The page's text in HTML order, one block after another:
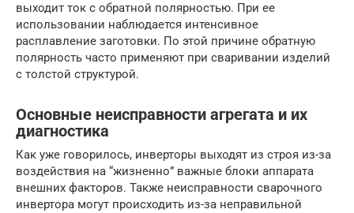
выходит ток с обратной полярностью. При ее
использовании наблюдается интенсивное
расплавление заготовки. По этой причине обратную
полярность часто применяют при сваривании изделий
с толстой структурой.
Основные неисправности агрегата и их
диагностика
Как уже говорилось, инверторы выходят из строя из-за
воздействия на “жизненно” важные блоки аппарата
внешних факторов. Также неисправности сварочного
инвертора могут происходить из-за неправильной